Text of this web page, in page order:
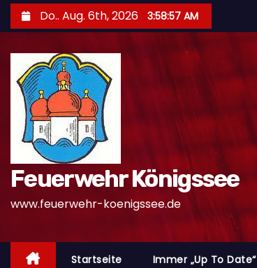
u
i
Do.. Aug. 6th, 2026 3:58:59 AM
Feuerwehr Königssee
www.feuerwehr-koenigssee.de
Startseite Immer „Up To Date“